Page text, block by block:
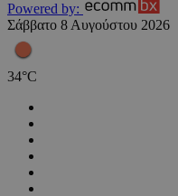
Powered by:
Σάββατο 8 Αυγούστου 2026
34°C